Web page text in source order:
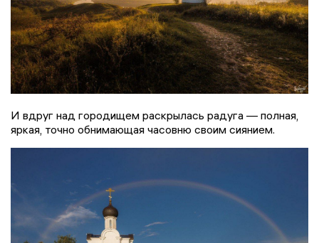
И вдруг над городищем раскрылась радуга — полная,
яркая, точно обнимающая часовню своим сиянием.